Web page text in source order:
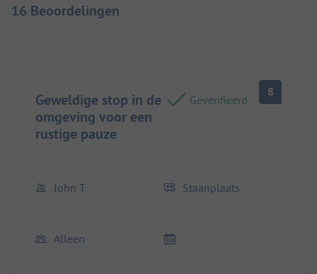
16 Beoordelingen
Geweldige stop in de
omgeving voor een
rustige pauze
Geverifieerd
8
John T Staanplaats
Alleen